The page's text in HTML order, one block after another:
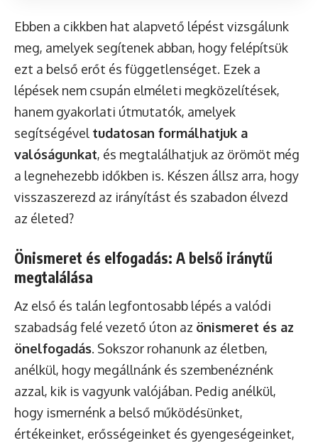
Ebben a cikkben hat alapvető lépést vizsgálunk
meg, amelyek segítenek abban, hogy felépítsük
ezt a belső erőt és függetlenséget. Ezek a
lépések nem csupán elméleti megközelítések,
hanem gyakorlati útmutatók, amelyek
segítségével tudatosan formálhatjuk a
valóságunkat, és megtalálhatjuk az örömöt még
a legnehezebb időkben is. Készen állsz arra, hogy
visszaszerezd az irányítást és szabadon élvezd
az életed?
Önismeret és elfogadás: A belső iránytű
megtalálása
Az első és talán legfontosabb lépés a valódi
szabadság felé vezető úton az önismeret és az
önelfogadás. Sokszor rohanunk az életben,
anélkül, hogy megállnánk és szembenéznénk
azzal, kik is vagyunk valójában. Pedig anélkül,
hogy ismernénk a belső működésünket,
értékeinket, erősségeinket és gyengeségeinket,